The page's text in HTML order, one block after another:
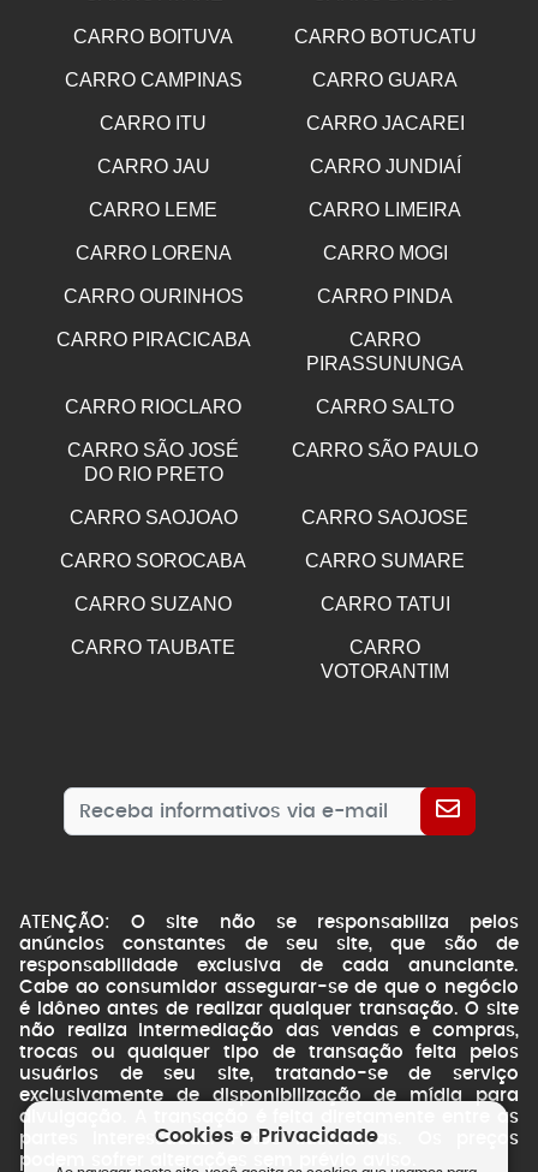
CARRO BOITUVA CARRO BOTUCATU
CARRO CAMPINAS CARRO GUARA
CARRO ITU CARRO JACAREI
CARRO JAU CARRO JUNDIAÍ
CARRO LEME CARRO LIMEIRA
CARRO LORENA CARRO MOGI
CARRO OURINHOS CARRO PINDA
CARRO PIRACICABA
CARRO
PIRASSUNUNGA
CARRO RIOCLARO CARRO SALTO
CARRO SÃO JOSÉ
DO RIO PRETO
CARRO SÃO PAULO
CARRO SAOJOAO CARRO SAOJOSE
CARRO SOROCABA CARRO SUMARE
CARRO SUZANO CARRO TATUI
CARRO TAUBATE
CARRO
VOTORANTIM
ATENÇÃO: O site não se responsabiliza pelos
anúncios constantes de seu site, que são de
responsabilidade exclusiva de cada anunciante.
Cabe ao consumidor assegurar-se de que o negócio
é idôneo antes de realizar qualquer transação. O site
não realiza intermediação das vendas e compras,
trocas ou qualquer tipo de transação feita pelos
usuários de seu site, tratando-se de serviço
exclusivamente de disponibilização de mídia para
divulgação. A transação é feita diretamente entre as
partes interessadas. Fotos ilustrativas. Os preços
podem sofrer alterações sem prévio aviso.
Cookies e Privacidade